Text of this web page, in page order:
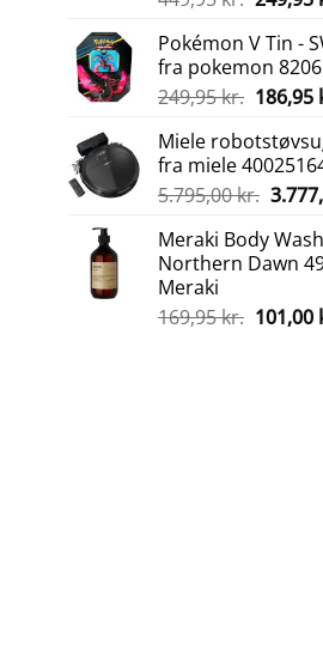
pris
var:
449,95
Pokémon V Tin -
fra pokemon
249,95kr. Den
pris
var:
249,95
186,95
Miele
fra miele
5.795,00kr. Den
pris
var:
Meraki Body Wash
Northern Dawn
Meraki
169,95kr. Den
101,00